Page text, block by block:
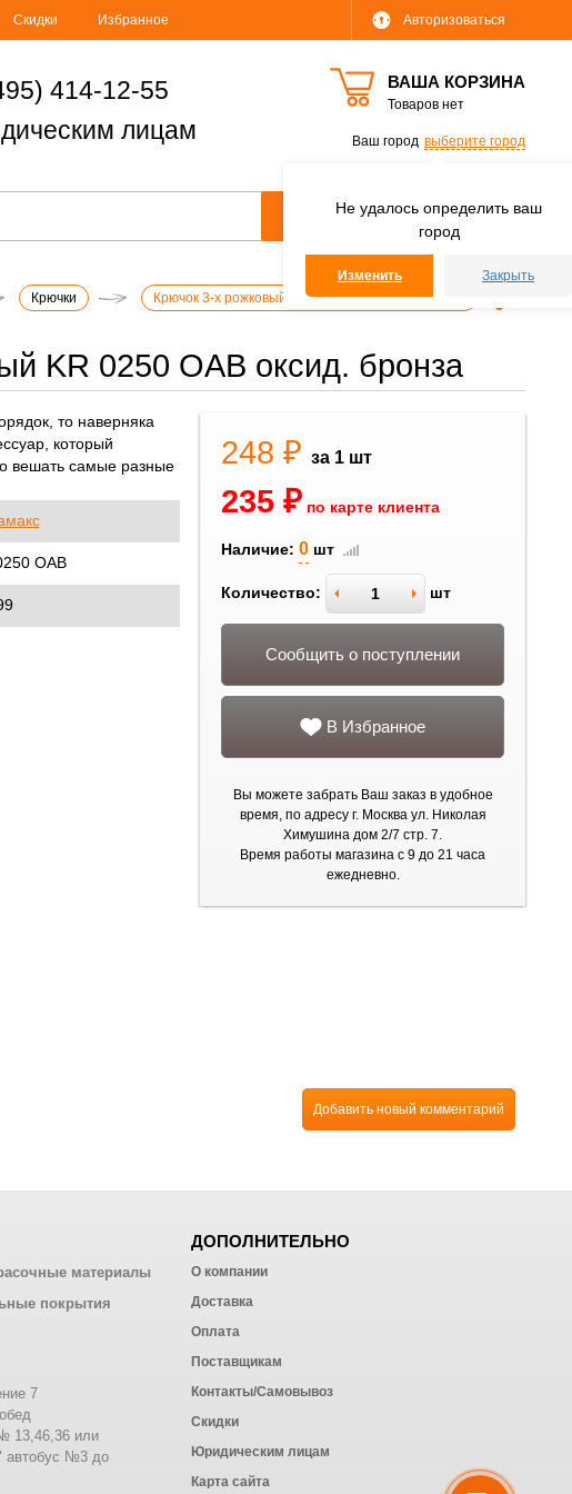
Не удалось определить ваш
город
Изменить Закрыть
Авторизоваться
Скидки Избранное
ВАША КОРЗИНА
Товаров нет
Ваш город выберите город
414-12-55
лицам
Крючки Крючок 3-х рожковый KR 0250 OAB оксид. бронза
KR 0250 OAB оксид. бронза
то наверняка
который
вешать самые разные
OAB
248 ₽за 1 шт
235 ₽ по карте клиента
Наличие: 0 шт
Количество: шт
Сообщить о поступлении
В Избранное
Вы можете забрать Ваш заказ в удобное
время, по адресу г. Москва ул. Николая
Химушина дом 2/7 стр. 7.
Время работы магазина с 9 до 21 часа
ежедневно.
Добавить новый комментарий
материалы
покрытия
7
13,46,36 или
автобус №3 до
ДОПОЛНИТЕЛЬНО
О компании
Доставка
Оплата
Поставщикам
Контакты/Самовывоз
Скидки
Юридическим лицам
Карта сайта